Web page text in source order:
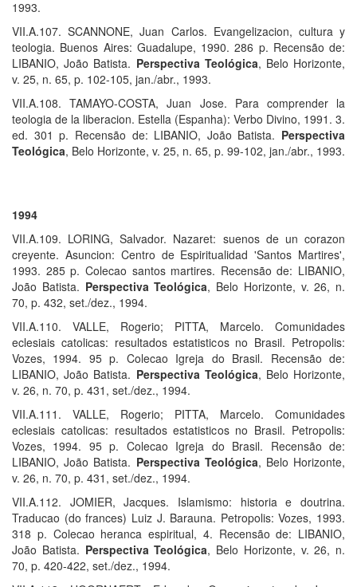
1993.
VII.A.107. SCANNONE, Juan Carlos. Evangelizacion, cultura y
teologia. Buenos Aires: Guadalupe, 1990. 286 p. Recensão de:
LIBANIO, João Batista. Perspectiva Teológica, Belo Horizonte,
v. 25, n. 65, p. 102-105, jan./abr., 1993.
VII.A.108. TAMAYO-COSTA, Juan Jose. Para comprender la
teologia de la liberacion. Estella (Espanha): Verbo Divino, 1991. 3.
ed. 301 p. Recensão de: LIBANIO, João Batista. Perspectiva
Teológica, Belo Horizonte, v. 25, n. 65, p. 99-102, jan./abr., 1993.
1994
VII.A.109. LORING, Salvador. Nazaret: suenos de un corazon
creyente. Asuncion: Centro de Espiritualidad 'Santos Martires',
1993. 285 p. Colecao santos martires. Recensão de: LIBANIO,
João Batista. Perspectiva Teológica, Belo Horizonte, v. 26, n.
70, p. 432, set./dez., 1994.
VII.A.110. VALLE, Rogerio; PITTA, Marcelo. Comunidades
eclesiais catolicas: resultados estatisticos no Brasil. Petropolis:
Vozes, 1994. 95 p. Colecao Igreja do Brasil. Recensão de:
LIBANIO, João Batista. Perspectiva Teológica, Belo Horizonte,
v. 26, n. 70, p. 431, set./dez., 1994.
VII.A.111. VALLE, Rogerio; PITTA, Marcelo. Comunidades
eclesiais catolicas: resultados estatisticos no Brasil. Petropolis:
Vozes, 1994. 95 p. Colecao Igreja do Brasil. Recensão de:
LIBANIO, João Batista. Perspectiva Teológica, Belo Horizonte,
v. 26, n. 70, p. 431, set./dez., 1994.
VII.A.112. JOMIER, Jacques. Islamismo: historia e doutrina.
Traducao (do frances) Luiz J. Barauna. Petropolis: Vozes, 1993.
318 p. Colecao heranca espiritual, 4. Recensão de: LIBANIO,
João Batista. Perspectiva Teológica, Belo Horizonte, v. 26, n.
70, p. 420-422, set./dez., 1994.